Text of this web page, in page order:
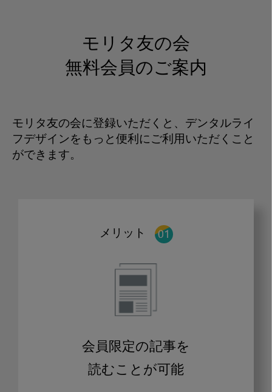
モリタ友の会
無料会員のご案内
モリタ友の会に登録いただくと、デンタルライ
フデザインをもっと便利にご利用いただくこと
ができます。
メリット
会員限定の記事を
読むことが可能